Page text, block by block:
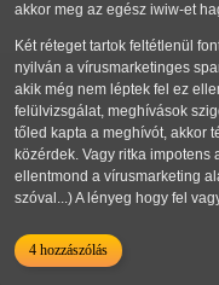
akkor meg az egész iwiw-et
Két réteget tartok feltétlenül
nyilván a vírusmarketinges
akik még nem léptek fel ez
felülvizsgálat, meghívások
tőled kapta a meghívót, akkor
közérdek. Vagy ritka impotens
ellentmond a vírusmarketing
szóval...) A lényeg hogy fel
4 hozzászólás